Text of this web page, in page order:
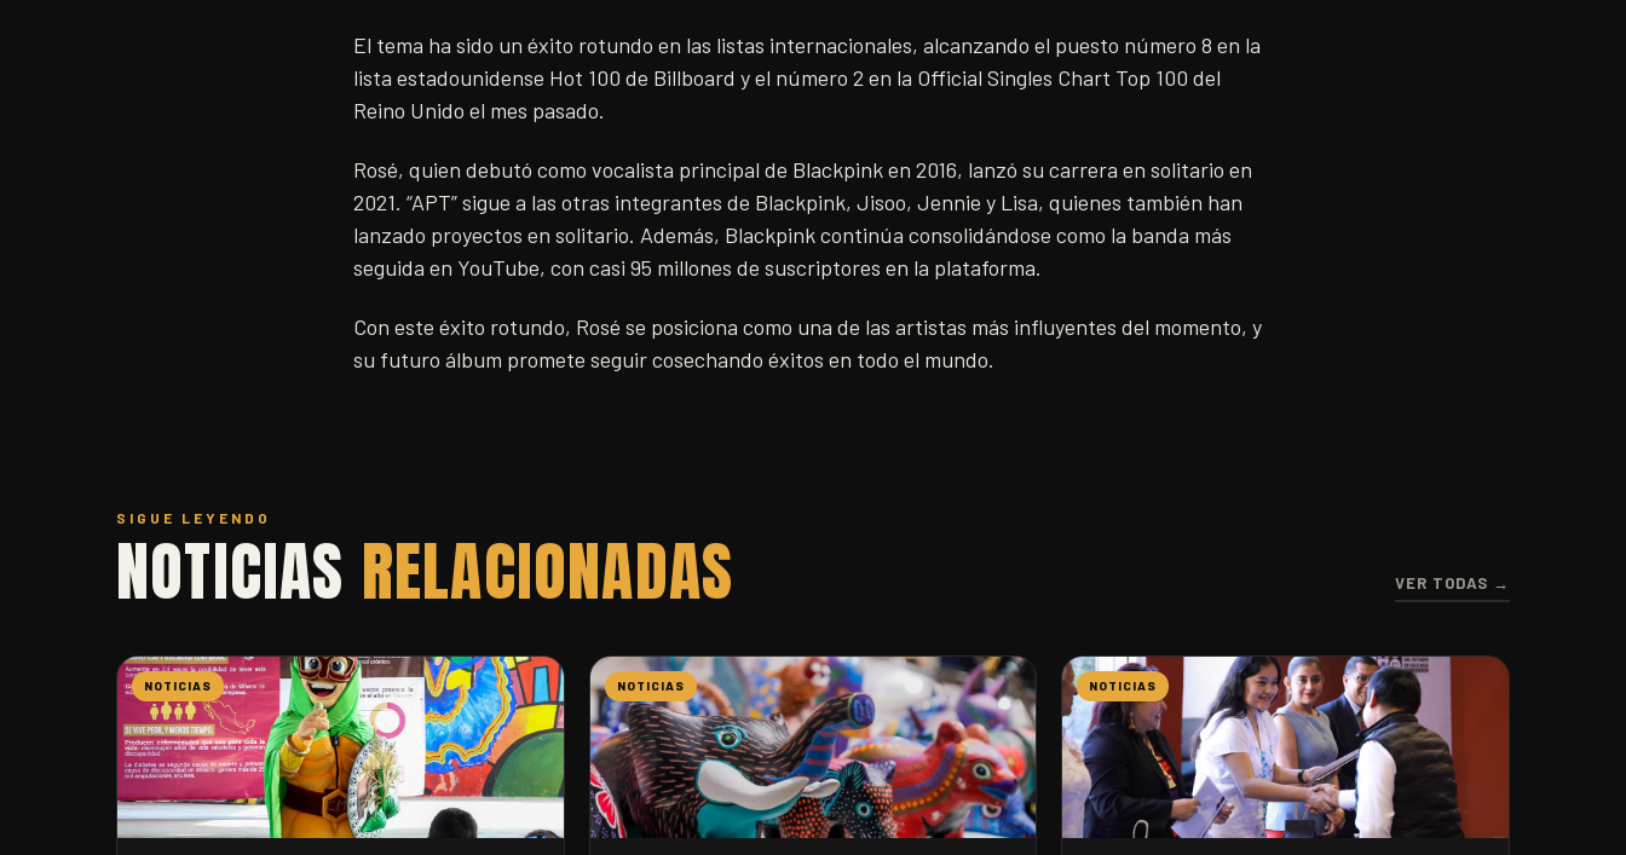
El tema ha sido un éxito rotundo en las listas internacionales, alcanzando el puesto número 8 en la
lista estadounidense Hot 100 de Billboard y el número 2 en la Official Singles Chart Top 100 del
Reino Unido el mes pasado.
Rosé, quien debutó como vocalista principal de Blackpink en 2016, lanzó su carrera en solitario en
2021. “APT” sigue a las otras integrantes de Blackpink, Jisoo, Jennie y Lisa, quienes también han
lanzado proyectos en solitario. Además, Blackpink continúa consolidándose como la banda más
seguida en YouTube, con casi 95 millones de suscriptores en la plataforma.
Con este éxito rotundo, Rosé se posiciona como una de las artistas más influyentes del momento, y
su futuro álbum promete seguir cosechando éxitos en todo el mundo.
SIGUE LEYENDO
NOTICIAS RELACIONADAS VER TODAS →
NOTICIAS NOTICIAS NOTICIAS